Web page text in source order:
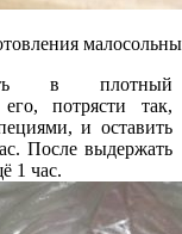
в плотный
потрясти так,
и оставить
После выдержать
1 час.